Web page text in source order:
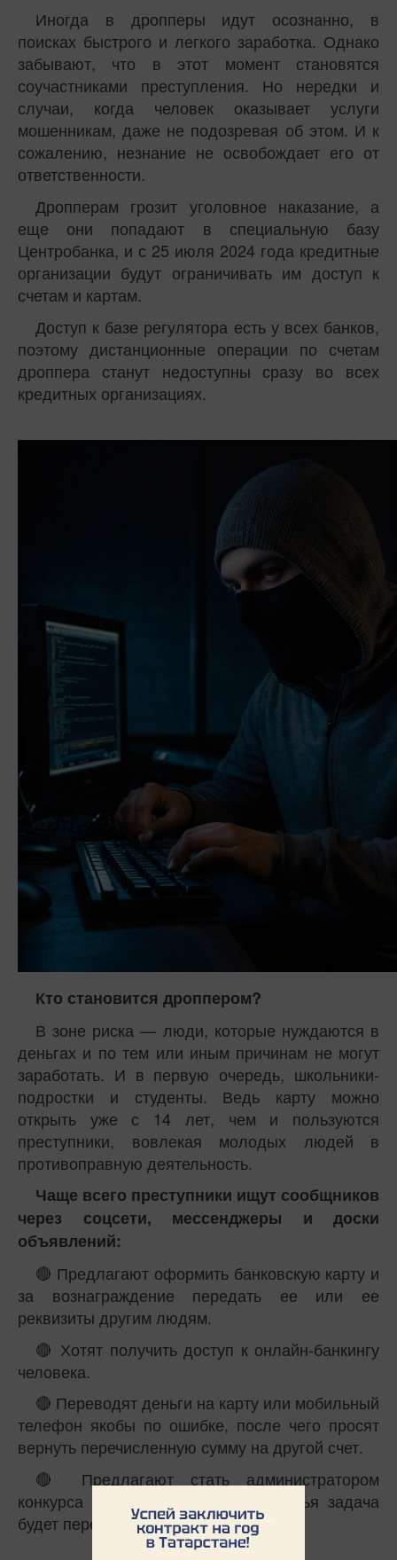
Иногда в дропперы идут осознанно, в
поисках быстрого и легкого заработка. Однако
забывают, что в этот момент становятся
соучастниками преступления. Но нередки и
случаи, когда человек оказывает услуги
мошенникам, даже не подозревая об этом. И к
сожалению, незнание не освобождает его от
ответственности.
Дропперам грозит уголовное наказание, а
еще они попадают в специальную базу
Центробанка, и с 25 июля 2024 года кредитные
организации будут ограничивать им доступ к
счетам и картам.
Доступ к базе регулятора есть у всех банков,
поэтому дистанционные операции по счетам
дроппера станут недоступны сразу во всех
кредитных организациях.
Кто становится дроппером?
В зоне риска — люди, которые нуждаются в
деньгах и по тем или иным причинам не могут
заработать. И в первую очередь, школьники-
подростки и студенты. Ведь карту можно
открыть уже с 14 лет, чем и пользуются
преступники, вовлекая молодых людей в
противоправную деятельность.
Чаще всего преступники ищут сообщников
через соцсети, мессенджеры и доски
объявлений:
🔴 Предлагают оформить банковскую карту и
за вознаграждение передать ее или ее
реквизиты другим людям.
🔴 Хотят получить доступ к онлайн-банкингу
человека.
🔴 Переводят деньги на карту или мобильный
телефон якобы по ошибке, после чего просят
вернуть перечисленную сумму на другой счет.
🔴 Предлагают стать администратором
конкурса или лотереи в соцсетях, чья задача
будет переводить «выигрыш».